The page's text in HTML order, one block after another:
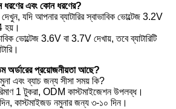
ধরণের এবং কোন ধরণের?
যদি আপনার ব্যাটারির স্বাভাবিক ভোল্টেজ 3.2V
হয়।
ভোল্টেজ 3.6V বা 3.7V দেখায়, তবে ব্যাটারিটি
অর্ডারের প্রয়োজনীয়তা আছে?
এবং ব্যাচ জন্য সীসা সময় কি?
1 টুকরা, ODM কাস্টমাইজেশন উপলব্ধ।
কাস্টমাইজড নমুনার জন্য ৩-১০ দিন।